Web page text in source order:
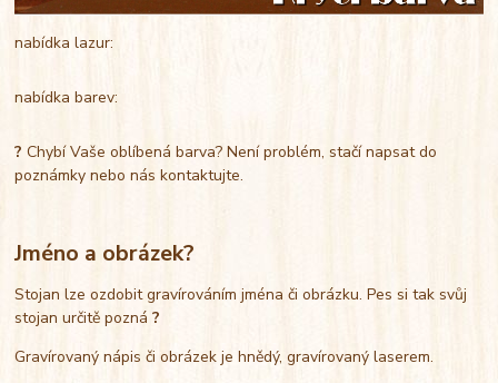
nabídka lazur:
nabídka barev:
?Chybí Vaše oblíbená barva? Není problém, stačí napsat do
poznámky nebo nás kontaktujte.
Jméno a obrázek?
Stojan lze ozdobit gravírováním jména či obrázku. Pes si tak svůj
stojan určitě pozná?
Gravírovaný nápis či obrázek je hnědý, gravírovaný laserem.